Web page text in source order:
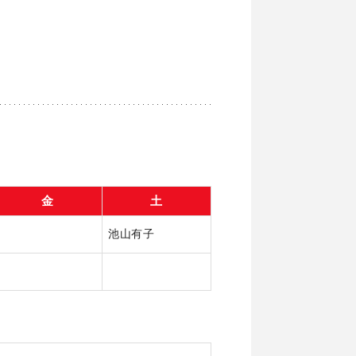
金 土
池山有子